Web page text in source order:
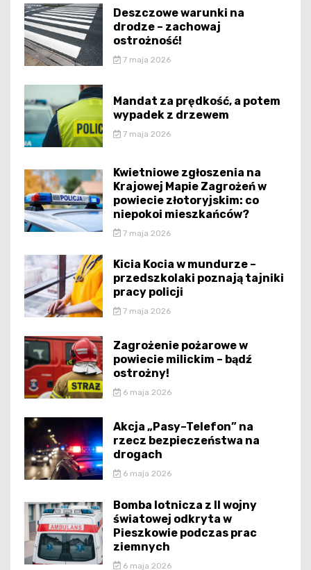
Deszczowe warunki na
drodze – zachowaj
ostrożność!
7 maja 2026
Mandat za prędkość, a potem
wypadek z drzewem
7 maja 2026
Kwietniowe zgłoszenia na
Krajowej Mapie Zagrożeń w
powiecie złotoryjskim: co
niepokoi mieszkańców?
7 maja 2026
Kicia Kocia w mundurze –
przedszkolaki poznają tajniki
pracy policji
7 maja 2026
Zagrożenie pożarowe w
powiecie milickim – bądź
ostrożny!
6 maja 2026
Akcja „Pasy–Telefon” na
rzecz bezpieczeństwa na
drogach
6 maja 2026
Bomba lotnicza z II wojny
światowej odkryta w
Pieszkowie podczas prac
ziemnych
6 maja 2026